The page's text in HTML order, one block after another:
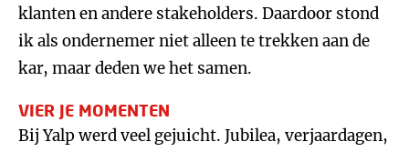
klanten en andere stakeholders. Daardoor stond
ik als ondernemer niet alleen te trekken aan de
kar, maar deden we het samen.
VIER JE MOMENTEN
Bij Yalp werd veel gejuicht. Jubilea, verjaardagen,